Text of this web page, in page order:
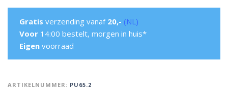
Gratis verzending vanaf 20,- (NL)
Voor 14:00 bestelt, morgen in huis*
Eigen voorraad
ARTIKELNUMMER: PU65.2